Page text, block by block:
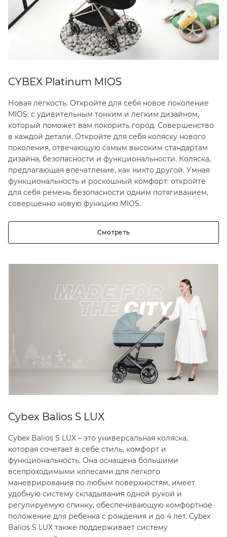
CYBEX Platinum MIOS
Новая лёгкость. Откройте для себя новое поколение
MIOS: с удивительным тонким и легким дизайном,
который поможет вам покорить город. Совершенство
в каждой детали. Откройте для себя коляску нового
поколения, отвечающую самым высоким стандартам
дизайна, безопасности и функциональности. Коляска,
предлагающая впечатление, как никто другой. Умная
функциональность и роскошный комфорт: откройте
для себя ремень безопасности одним потягиванием,
совершенно новую функцию MIOS.
Смотреть
Cybex Balios S LUX
Cybex Balios S LUX – это универсальная коляска,
которая сочетает в себе стиль, комфорт и
функциональность. Она оснащена большими
всепроходимыми колесами для легкого
маневрирования по любым поверхностям, имеет
удобную систему складывания одной рукой и
регулируемую спинку, обеспечивающую комфортное
положение для ребенка с рождения и до 4 лет. Cybex
Balios S LUX также поддерживает систему